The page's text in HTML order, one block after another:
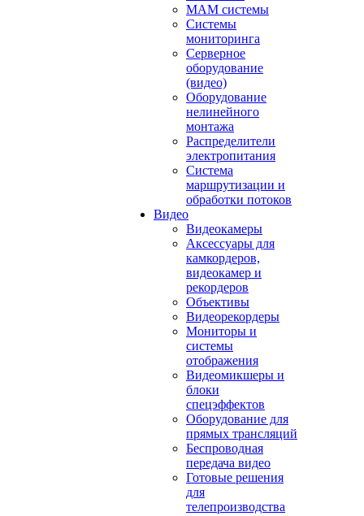
MAM системы
Системы
мониторинга
Серверное
оборудование
(видео)
Оборудование
нелинейного
монтажа
Распределители
электропитания
Система
маршрутизации и
обработки потоков
Видео
Видеокамеры
Аксессуары для
камкордеров,
видеокамер и
рекордеров
Объективы
Видеорекордеры
Мониторы и
системы
отображения
Видеомикшеры и
блоки
спецэффектов
Оборудование для
прямых трансляций
Беспроводная
передача видео
Готовые решения
для
телепроизводства